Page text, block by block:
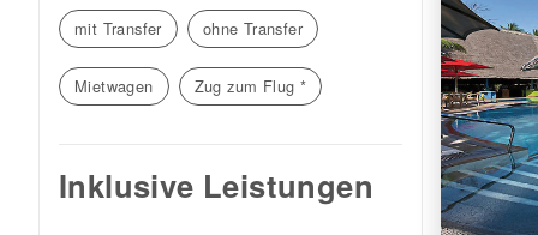
mit Transfer ohne Transfer
Mietwagen Zug zum Flug *
Inklusive Leistungen